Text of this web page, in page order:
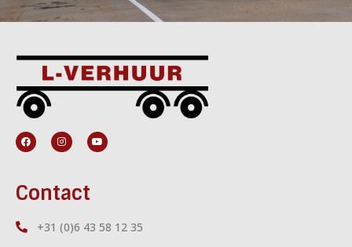
Contact
+31 (0)6 43 58 12 35